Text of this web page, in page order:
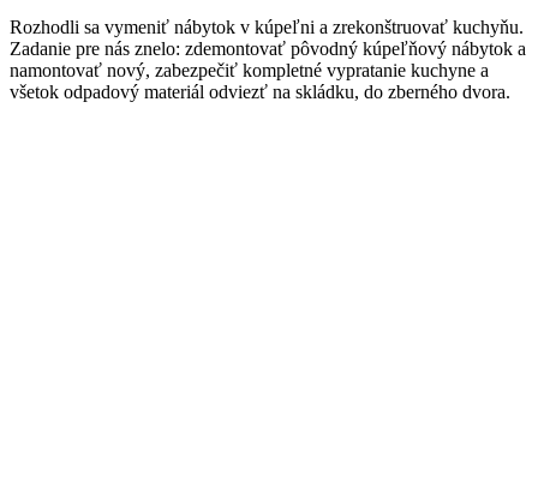
Rozhodli sa vymeniť nábytok v kúpeľni a zrekonštruovať kuchyňu.
Zadanie pre nás znelo: zdemontovať pôvodný kúpeľňový nábytok a
namontovať nový, zabezpečiť kompletné vypratanie kuchyne a
všetok odpadový materiál odviezť na skládku, do zberného dvora.